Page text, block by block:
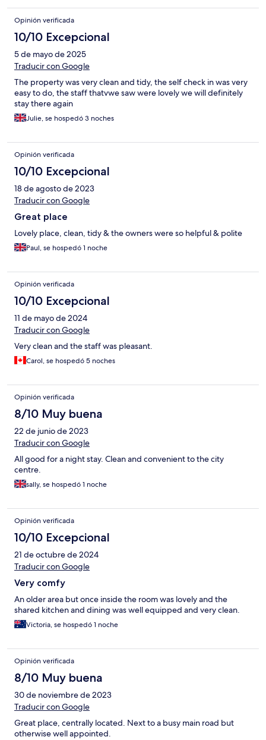
Opinión verificada
10/10 Excepcional
5 de mayo de 2025
Traducir con Google
The property was very clean and tidy, the self check in was very
easy to do, the staff thatvwe saw were lovely we will definitely
stay there again
Julie, se hospedó 3 noches
Opinión verificada
10/10 Excepcional
18 de agosto de 2023
Traducir con Google
Great place
Lovely place, clean, tidy & the owners were so helpful & polite
Paul, se hospedó 1 noche
Opinión verificada
10/10 Excepcional
11 de mayo de 2024
Traducir con Google
Very clean and the staff was pleasant.
Carol, se hospedó 5 noches
Opinión verificada
8/10 Muy buena
22 de junio de 2023
Traducir con Google
All good for a night stay. Clean and convenient to the city
centre.
sally, se hospedó 1 noche
Opinión verificada
10/10 Excepcional
21 de octubre de 2024
Traducir con Google
Very comfy
An older area but once inside the room was lovely and the
shared kitchen and dining was well equipped and very clean.
Victoria, se hospedó 1 noche
Opinión verificada
8/10 Muy buena
30 de noviembre de 2023
Traducir con Google
Great place, centrally located. Next to a busy main road but
otherwise well appointed.